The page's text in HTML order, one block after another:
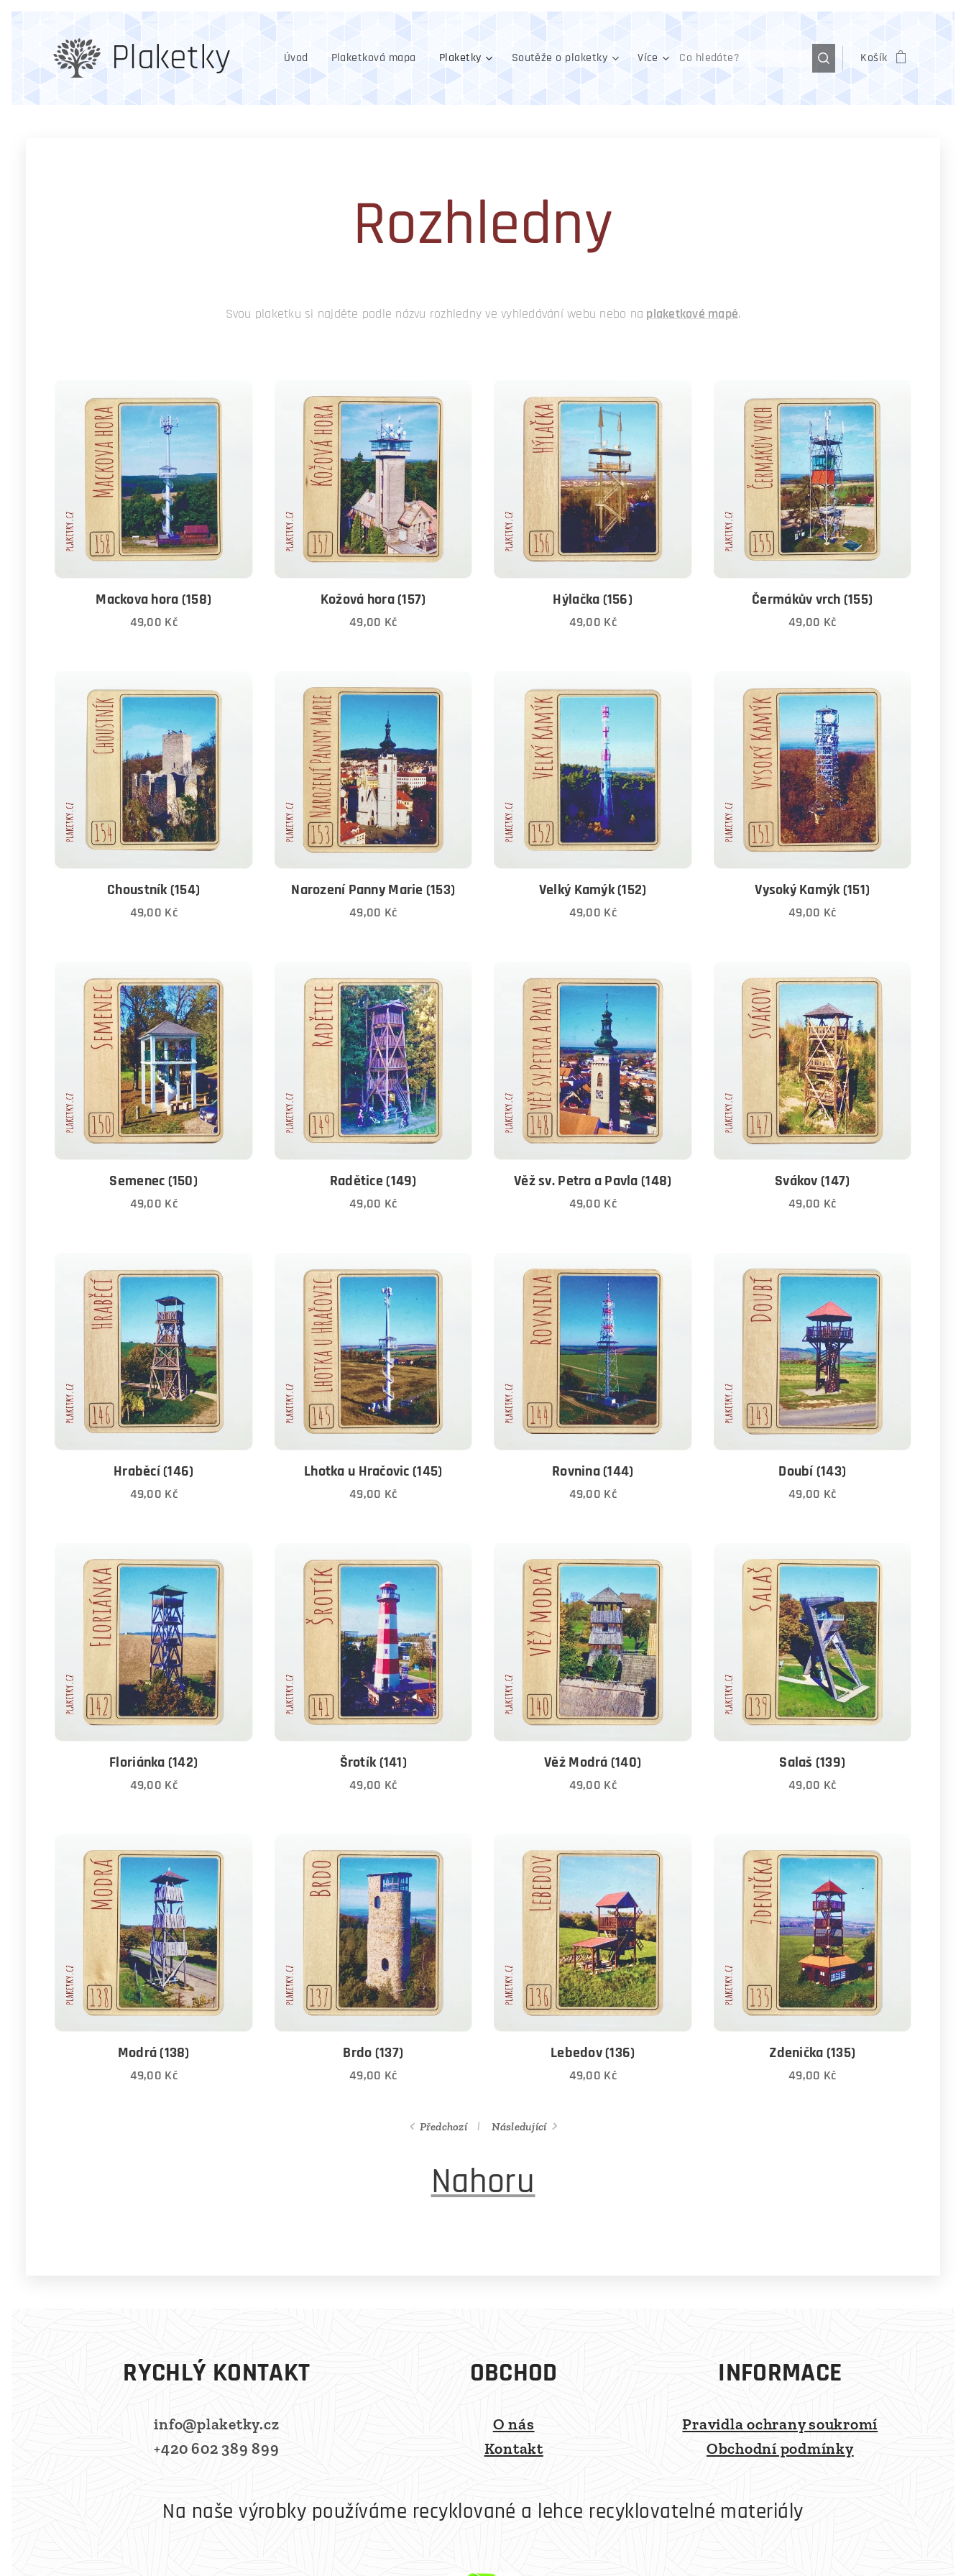
Plaketky Úvod Plaketková mapa Plaketky Soutěže o plaketky Více Košík
Rozhledny
Svou plaketku si najděte podle názvu rozhledny ve vyhledávání webu nebo na plaketkové mapě.
Mackova hora (158)
49,00 Kč
Kožová hora (157)
49,00 Kč
Hýlačka (156)
49,00 Kč
Čermákův vrch (155)
49,00 Kč
Choustník (154)
49,00 Kč
Narození Panny Marie (153)
49,00 Kč
Velký Kamýk (152)
49,00 Kč
Vysoký Kamýk (151)
49,00 Kč
Semenec (150)
49,00 Kč
Radětice (149)
49,00 Kč
Věž sv. Petra a Pavla (148)
49,00 Kč
Svákov (147)
49,00 Kč
Hraběcí (146)
49,00 Kč
Lhotka u Hračovic (145)
49,00 Kč
Rovnina (144)
49,00 Kč
Doubí (143)
49,00 Kč
Floriánka (142)
49,00 Kč
Šrotík (141)
49,00 Kč
Věž Modrá (140)
49,00 Kč
Salaš (139)
49,00 Kč
Modrá (138)
49,00 Kč
Brdo (137)
49,00 Kč
Lebedov (136)
49,00 Kč
Zdenička (135)
49,00 Kč
Předchozí Následující
Nahoru
RYCHLÝ KONTAKT
info@plaketky.cz
+420 602 389 899
OBCHOD
O nás
Kontakt
INFORMACE
Pravidla ochrany soukromí
Obchodní podmínky
Na naše výrobky používáme recyklované a lehce recyklovatelné materiály